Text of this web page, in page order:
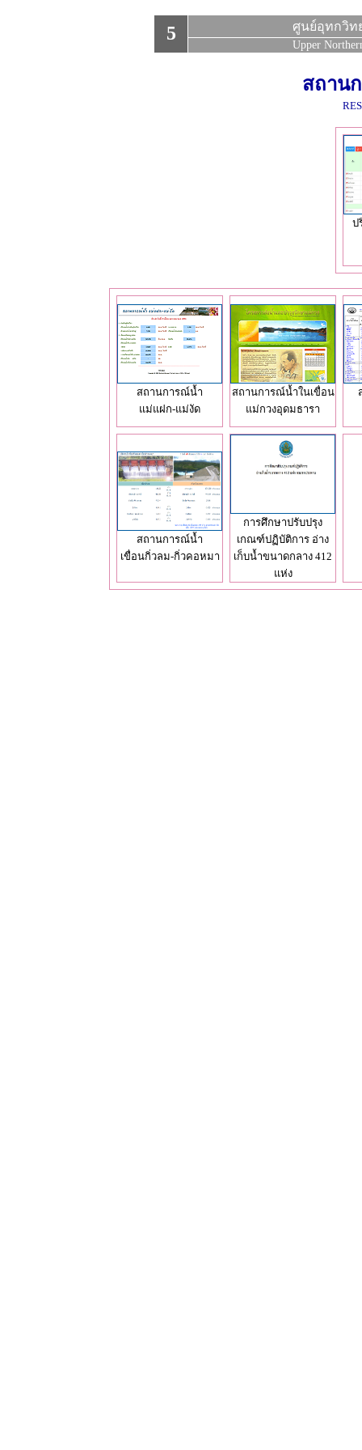
5 ศูนย์อุทกวิท
Upper
สถาน
ป
สถานการณ์น้ำ
แม่แฝก-แม่งัด
สถานการณ์น้ำในเขื่อน
แม่กวงอุดมธารา
สถานการณ์น้ำ
เขื่อนกิ่วลม-กิ่วคอหมา
การศึกษาปรับปรุง
เกณฑ์ปฏิบัติการ อ่าง
เก็บน้ำขนาดกลาง 412
แห่ง